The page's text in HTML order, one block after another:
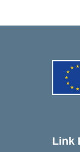
Link